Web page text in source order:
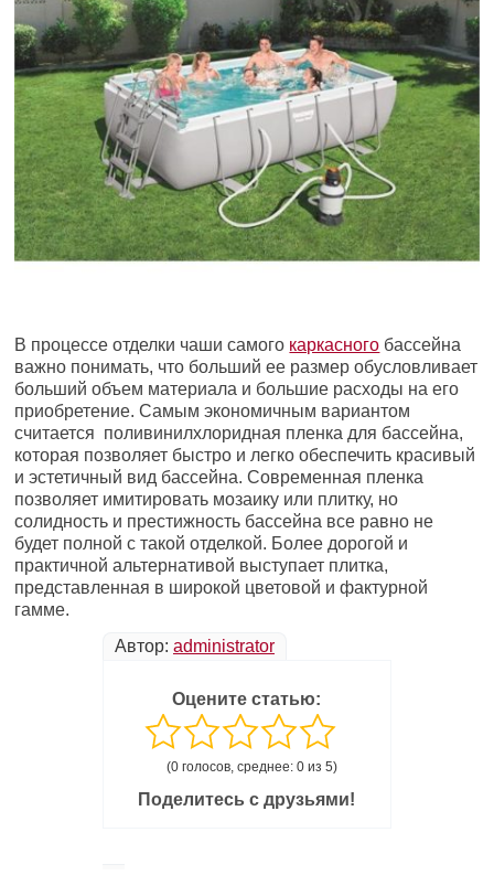
В процессе отделки чаши самого каркасного бассейна
важно понимать, что больший ее размер обусловливает
больший объем материала и большие расходы на его
приобретение. Самым экономичным вариантом
считается поливинилхлоридная пленка для бассейна,
которая позволяет быстро и легко обеспечить красивый
и эстетичный вид бассейна. Современная пленка
позволяет имитировать мозаику или плитку, но
солидность и престижность бассейна все равно не
будет полной с такой отделкой. Более дорогой и
практичной альтернативой выступает плитка,
представленная в широкой цветовой и фактурной
гамме.
Автор: administrator
Оцените статью:
(0 голосов, среднее: 0 из 5)
Поделитесь с друзьями!